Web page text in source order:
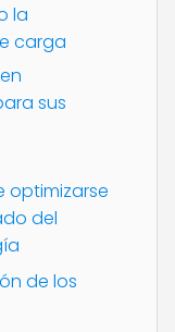
la
carga
sus
optimizarse
del
de los